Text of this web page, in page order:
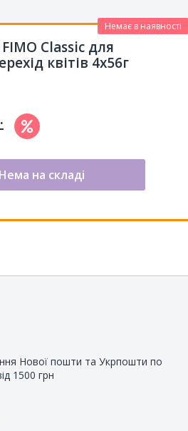
Classic для
квітів 4х56г
Немає в наявності
Нема на складі
Нової пошти та Укрпошти по
1500 грн